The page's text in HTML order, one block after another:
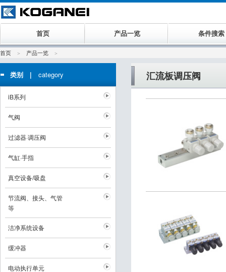
首页 产品一览 条件搜索
首页 产品一览
汇流板调压阀
类别 | category
iB系列
气阀
过滤器·调压阀
气缸·手指
真空设备/吸盘
节流阀、接头、气管
等
洁净系统设备
缓冲器
电动执行单元